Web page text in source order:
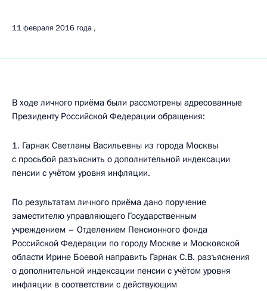
11 февраля 2016 года
В ходе личного приёма были рассмотрены адресованные
Президенту Российской Федерации обращения:
1. Гарнак Светланы Васильевны из города Москвы
с просьбой разъяснить о дополнительной индексации
пенсии с учётом уровня инфляции.
По результатам личного приёма дано поручение
заместителю управляющего Государственным
учреждением – Отделением Пенсионного фонда
Российской Федерации по городу Москве и Московской
области Ирине Боевой направить Гарнак С.В. разъяснения
о дополнительной индексации пенсии с учётом уровня
инфляции в соответствии с действующим